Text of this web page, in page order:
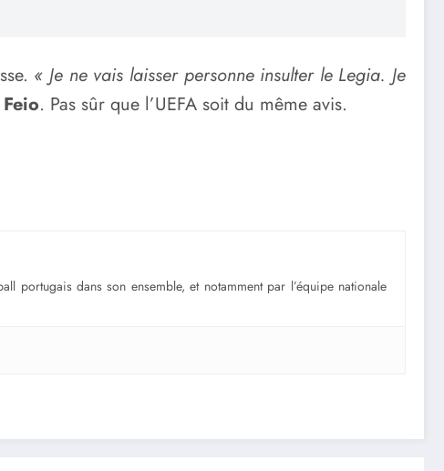
« Je ne vais laisser personne insulter le Legia. Je
. Pas sûr que l’UEFA soit du même avis.
portugais dans son ensemble, et notamment par l’équipe nationale